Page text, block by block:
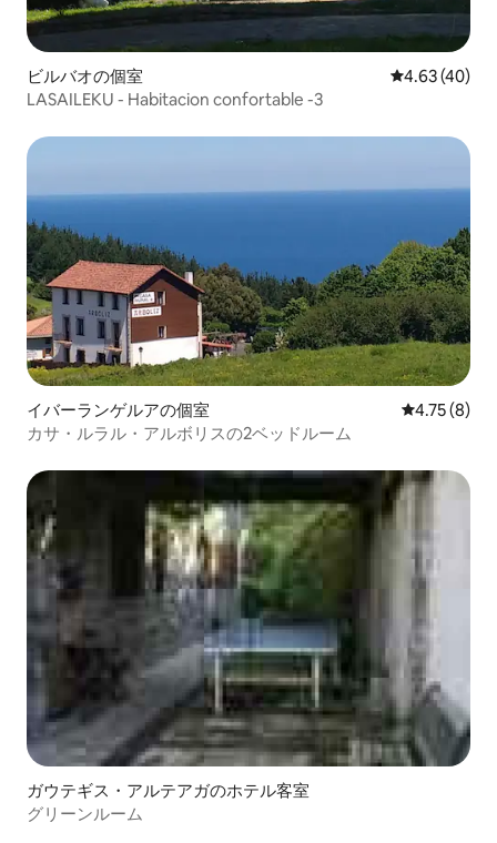
ビルバオの個室 レビュー40
4.63 (40)
LASAILEKU - Habitacion confortable -3
イバーランゲルアの個室 レビュー8
4.75 (8)
カサ・ルラル・アルボリスの2ベッドルーム
ガウテギス・アルテアガのホテル客室
グリーンルーム